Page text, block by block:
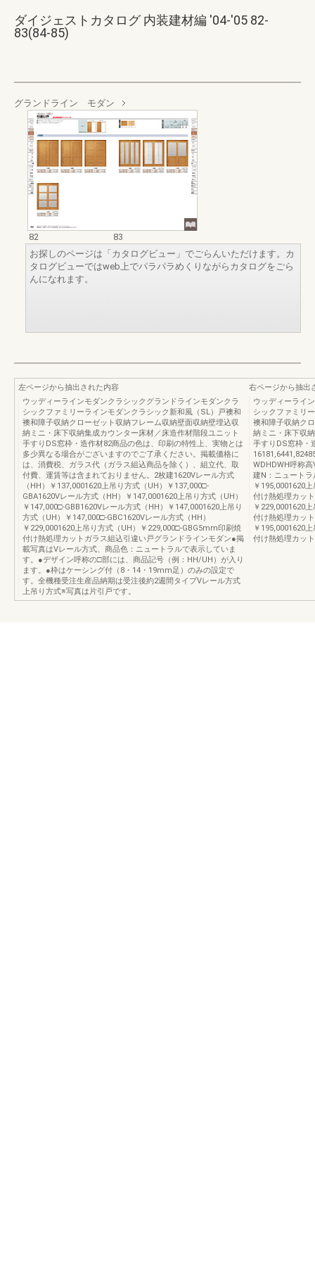
ダイジェストカタログ 内装建材編 '04-'05 82-
83(84-85)
グランドライン モダン
82
83
お探しのページは「カタログビュー」でごらんいただけます。カ
タログビューではweb上でパラパラめくりながらカタログをごら
んになれます。
左ページから抽出された内容
ウッディーラインモダンクラシックグランドラインモダンクラ
シックファミリーラインモダンクラシック新和風（SL）戸襖和
襖和障子収納クローゼット収納フレーム収納壁面収納壁埋込収
納ミニ・床下収納集成カウンター床材／床造作材階段ユニット
手すりDS窓枠・造作材82商品の色は、印刷の特性上、実物とは
多少異なる場合がございますのでご了承ください。掲載価格に
は、消費税、ガラス代（ガラス組込商品を除く）、組立代、取
付費、運賃等は含まれておりません。2枚建1620Vレール方式
（HH）￥137,0001620上吊り方式（UH）￥137,000□-
GBA1620Vレール方式（HH）￥147,0001620上吊り方式（UH）
￥147,000□-GBB1620Vレール方式（HH）￥147,0001620上吊り
方式（UH）￥147,000□-GBC1620Vレール方式（HH）
￥229,0001620上吊り方式（UH）￥229,000□-GBG5mm印刷焼
付け熱処理カットガラス組込引違い戸グランドラインモダン●掲
載写真はVレール方式、商品色：ニュートラルで表示していま
す。●デザイン呼称の□部には、商品記号（例：HH/UH）が入り
ます。●枠はケーシング付（8・14・19mm足）のみの設定で
す。全機種受注生産品納期は受注後約2週間タイプVレール方式
上吊り方式※写真は片引戸です。
右ページから抽出
ウッディーライ
シックファミリ
襖和障子収納ク
納ミニ・床下収
手すりDS窓枠・
WDHDWH呼称
建N：ニュート
￥195,0001620
付け熱処理カッ
￥229,0001620
付け熱処理カッ
￥195,0001620
付け熱処理カッ